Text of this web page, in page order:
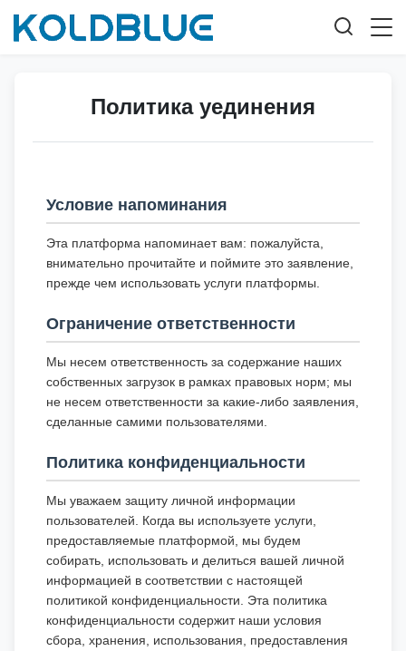
Политика уединения
Условие напоминания
Эта платформа напоминает вам: пожалуйста,
внимательно прочитайте и поймите это заявление,
прежде чем использовать услуги платформы.
Ограничение ответственности
Мы несем ответственность за содержание наших
собственных загрузок в рамках правовых норм; мы
не несем ответственности за какие-либо заявления,
сделанные самими пользователями.
Политика конфиденциальности
Мы уважаем защиту личной информации
пользователей. Когда вы используете услуги,
предоставляемые платформой, мы будем
собирать, использовать и делиться вашей личной
информацией в соответствии с настоящей
политикой конфиденциальности. Эта политика
конфиденциальности содержит наши условия
сбора, хранения, использования, предоставления